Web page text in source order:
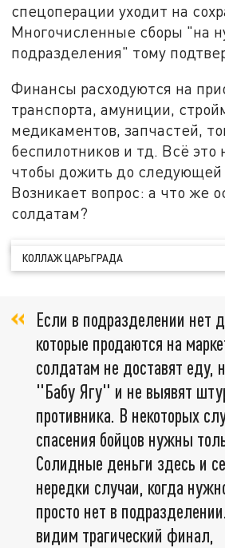
спецоперации уходит на
Многочисленные сборы "на
подразделения" тому
Финансы расходуются на
транспорта, амуниции,
медикаментов, запчастей,
беспилотников и тд. Всё это
чтобы дожить до
Возникает вопрос: а что же
солдатам?
КОЛЛАЖ ЦАРЬГРАДА
Если в подразделении нет
которые продаются на
солдатам не доставят еду,
"Бабу Ягу" и не выявят
противника. В некоторых
спасения бойцов нужны
Солидные деньги здесь и
нередки случаи, когда
просто нет в
видим трагический финал,